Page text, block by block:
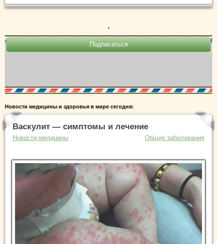
.
Новости медицины и здоровья в мире сегодня:
Васкулит — симптомы и лечение
Новости медицины Общие заболевания